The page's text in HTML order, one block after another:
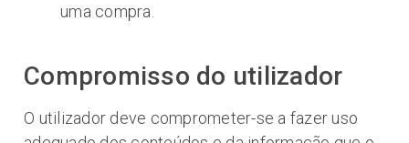
uma compra.
Compromisso do utilizador
O utilizador deve comprometer-se a fazer uso